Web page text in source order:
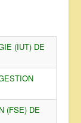
(IUT) DE
(FSE) DE